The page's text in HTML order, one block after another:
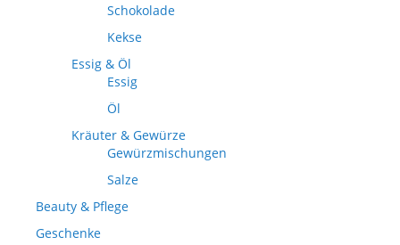
Schokolade
Kekse
Essig & Öl
Essig
Öl
Kräuter & Gewürze
Gewürzmischungen
Salze
Beauty & Pflege
Geschenke